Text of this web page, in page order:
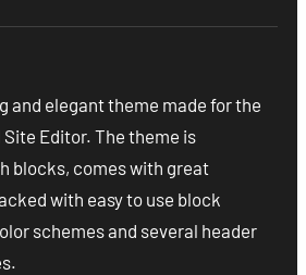
and elegant theme made for the
Editor. The theme is
blocks, comes with great
with easy to use block
schemes and several header